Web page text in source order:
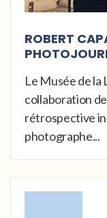
ROBERT
Le Musée de la
collaboration
rétrospective
photographe...